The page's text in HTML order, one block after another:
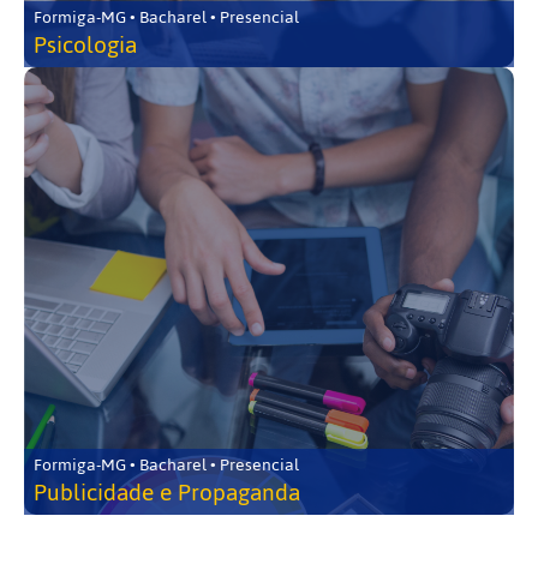
Formiga-MG • Bacharel • Presencial
Psicologia
Formiga-MG • Bacharel • Presencial
Publicidade e Propaganda